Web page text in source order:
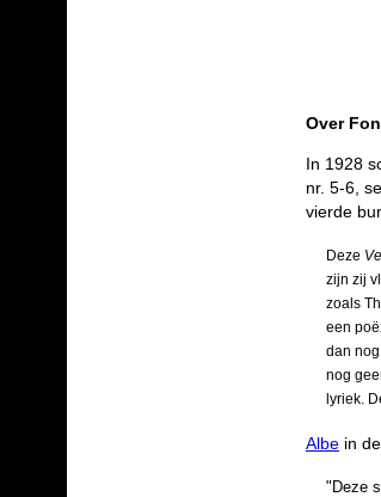
Over
In 1928
nr. 5-6,
vierde
Deze
zijn zij
zoals
een
dan
nog
lyriek.
Albe in
"Deze